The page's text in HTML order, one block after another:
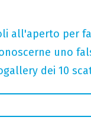
all'aperto per
uno
dei 10